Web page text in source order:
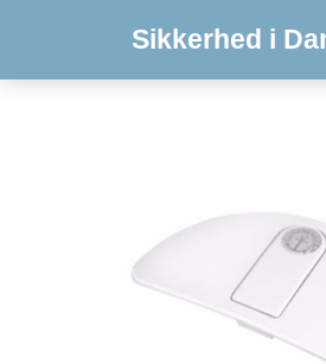
Sikkerhed i